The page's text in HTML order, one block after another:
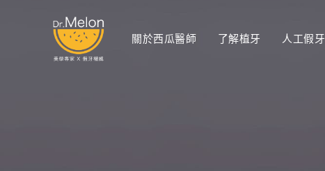
關於西瓜醫師 了解植牙 人工假牙